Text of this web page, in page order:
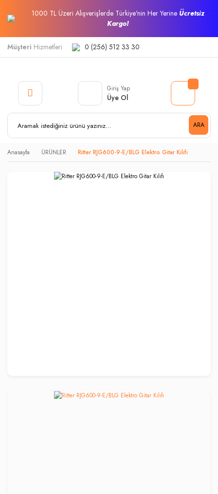
1000 TL Üzeri Alışverişlerde Türkiye'nin Her Yerine Ücretsiz
Kargo!
Müşteri Hizmetleri 0 (256) 512 33 30
ARA
Giriş Yap
Üye Ol
Anasayfa ÜRÜNLER Ritter RJG600-9-E/BLG Elektro Gitar Kılıfı